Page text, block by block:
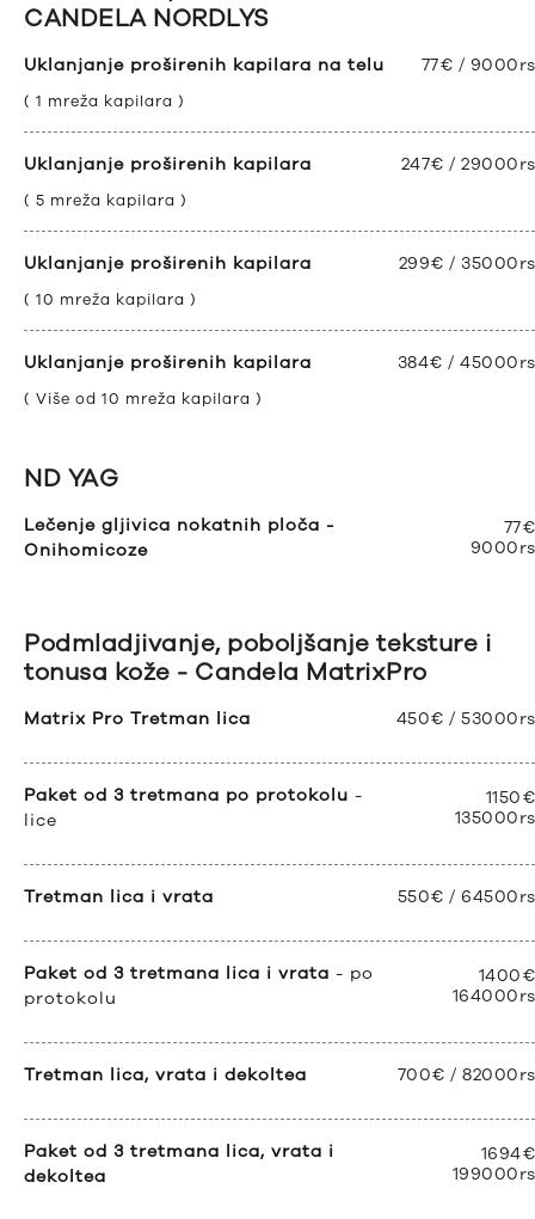
CANDELA NORDLYS
Uklanjanje proširenih kapilara na telu 77€ /
( 1 mreža kapilara )
Uklanjanje proširenih kapilara 247€ /
( 5 mreža kapilara )
Uklanjanje proširenih kapilara 299€ /
( 10 mreža kapilara )
Uklanjanje proširenih kapilara 384€ /
( Više od 10 mreža kapilara )
ND YAG
Lečenje gljivica nokatnih ploča -
Onihomicoze
Podmladjivanje, poboljšanje teksture i
tonusa kože - Candela MatrixPro
Matrix Pro Tretman lica 450€ /
Paket od 3 tretmana po protokolu -
lice
Tretman lica i vrata 550€ /
Paket od 3 tretmana lica i vrata - po
protokolu
Tretman lica, vrata i dekoltea 700€ /
Paket od 3 tretmana lica, vrata i
dekoltea